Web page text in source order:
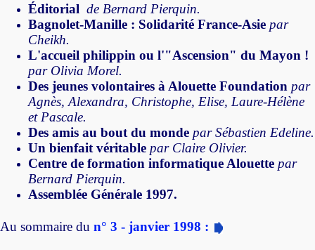
Éditorial de Bernard Pierquin.
Bagnolet-Manille : Solidarité France-Asie par
Cheikh.
L'accueil philippin ou l'"Ascension" du Mayon !
par Olivia Morel.
Des jeunes volontaires à Alouette Foundation par
Agnès, Alexandra, Christophe, Elise, Laure-Hélène
et Pascale.
Des amis au bout du monde par Sébastien Edeline.
Un bienfait véritable par Claire Olivier.
Centre de formation informatique Alouette par
Bernard Pierquin.
Assemblée Générale 1997.
Au sommaire du n° 3 - janvier 1998 :